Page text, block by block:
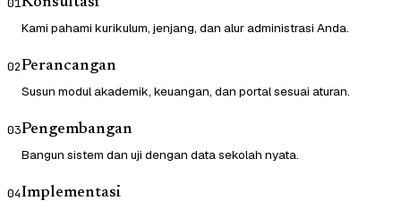
01
Kami pahami kurikulum, jenjang, dan alur administrasi Anda.
02Perancangan
Susun modul akademik, keuangan, dan portal sesuai aturan.
03Pengembangan
Bangun sistem dan uji dengan data sekolah nyata.
04Implementasi